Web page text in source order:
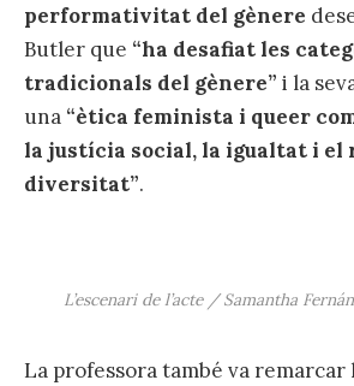
performativitat del gènere
Butler que “ha desafiat les
tradicionals del gènere” i la
una “ètica feminista i queer
la justícia social, la igualtat i el
diversitat”.
L’escenari de l’acte / Samantha
La professora també va